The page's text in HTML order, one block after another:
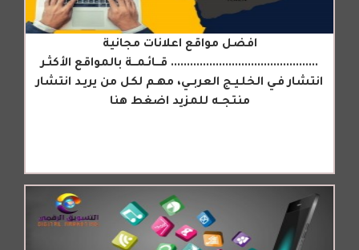
افضل مواقع اعلانات مجانية
.............................................. قـــائـمـــة بالمواقع الأكثـر
انتشار فـي الخلـيـج العربــي، مهـم لكل من يريـد انتشار
منتجــه للمزيد اضغط هنا